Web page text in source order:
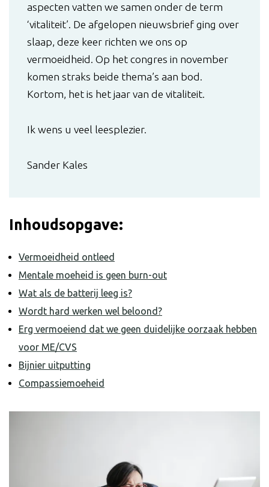
aspecten vatten we samen onder de term
‘vitaliteit’. De afgelopen nieuwsbrief ging over
slaap, deze keer richten we ons op
vermoeidheid. Op het congres in november
komen straks beide thema’s aan bod.
Kortom, het is het jaar van de vitaliteit.
Ik wens u veel leesplezier.
Sander Kales
Inhoudsopgave:
Vermoeidheid ontleed
Mentale moeheid is geen burn-out
Wat als de batterij leeg is?
Wordt hard werken wel beloond?
Erg vermoeiend dat we geen duidelijke oorzaak hebben
voor ME/CVS
Bijnier uitputting
Compassiemoeheid